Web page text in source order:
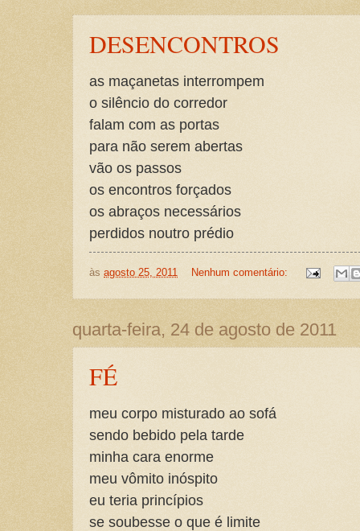
DESENCONTROS
as maçanetas interrompem
o silêncio do corredor
falam com as portas
para não serem abertas
vão os passos
os encontros forçados
os abraços necessários
perdidos noutro prédio
às agosto 25, 2011 Nenhum comentário:
quarta-feira, 24 de agosto de 2011
FÉ
meu corpo misturado ao sofá
sendo bebido pela tarde
minha cara enorme
meu vômito inóspito
eu teria princípios
se soubesse o que é limite